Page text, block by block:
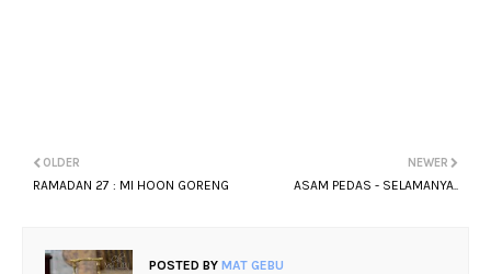
NEWER
ASAM PEDAS - SELAMANYA..
OLDER
RAMADAN 27 : MI HOON GORENG
POSTED BY MAT GEBU